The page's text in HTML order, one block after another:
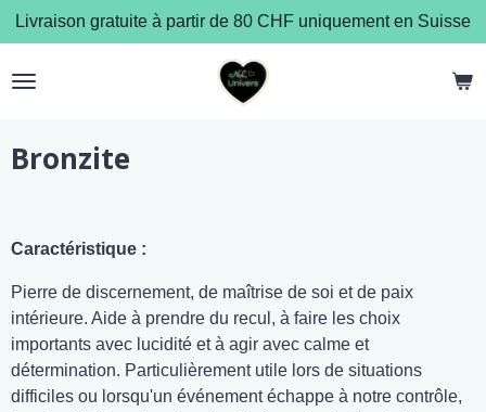
Passer
au
contenu
Livraison gratuite à partir de 80 CHF uniquement en Suisse
Bronzite
Caractéristique :
Pierre de discernement, de maîtrise de soi et de paix
intérieure. Aide à prendre du recul, à faire les choix
importants avec lucidité et à agir avec calme et
détermination. Particulièrement utile lors de situations
difficiles ou lorsqu'un événement échappe à notre contrôle,